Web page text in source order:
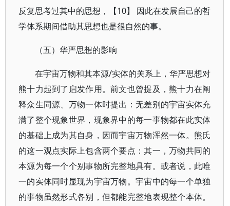
反复思考过其中的思想，【10】 因此在发展自己的哲
学体系期间借助其思想也是很自然的事。
（五）华严思想的影响
在宇宙万物和其本源/实体的关系上，华严思想对
熊十力起到了启发作用。前文也曾提及，熊十力在阐
释众生同源、万物一体时提出：无差别的宇宙实体充
满了整个现象世界，现象界中的每一事物都在此实体
的基础上成为其自身，因而宇宙万物浑然一体。熊氏
的这一观点实际上包含两个要点：其一，万物共同的
本源为每一个个别事物所完整地具有。或者说，此唯
一的实体同时显现为宇宙万物。宇宙中的每一个单独
的事物虽然形式各别，但都能完整地表现整个本体。